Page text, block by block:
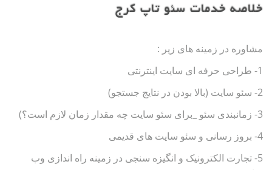
خلاصه خدمات سئو تاپ کرج
مشاوره در زمینه های زیر :
1- طراحی حرفه ای سایت اینترنتی
2- سئو سایت (بالا بودن در نتایج جستجو)
3- زمانبندی سئو _برای سئو سایت چه مقدار زمان لازم است؟)
4- بروز رسانی و سئو سایت های قدیمی
5- تجارت الکترونیک و انگیزه سنجی در زمینه راه اندازی وب